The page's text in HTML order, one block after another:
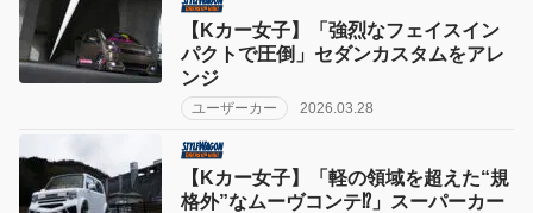
【Kカー女子】「強烈なフェイスイン
パクトで圧倒」セダンカスタムをアレ
ンジ
ユーザーカー 2026.03.28
【Kカー女子】「軽の領域を超えた“規
格外”なムーヴコンテ⁉︎」スーパーカー